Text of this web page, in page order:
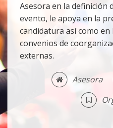
Asesora en la definición
evento, le apoya en la
candidatura así como en
convenios de
externas.
Asesora